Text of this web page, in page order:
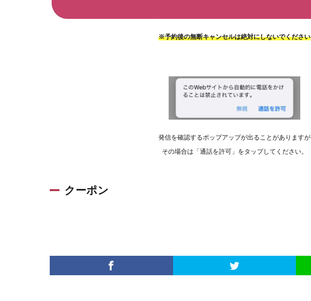
※予約後の無断キャンセルは絶対にしないでください
発信を確認するポップアップが出ることがありますが
その場合は「通話を許可」をタップしてください。
クーポン